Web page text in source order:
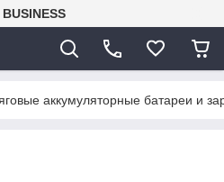
аккумуляторные батареи и